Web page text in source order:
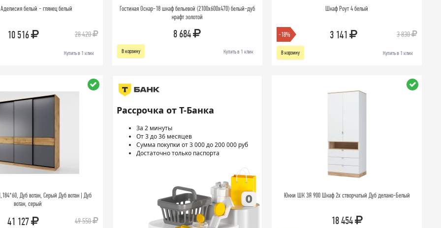
белый - глянец белый
10 516 28 420
Купить в 1 клик
Гостиная Оскар-18 шкаф бельевой (2100х600х470) белый-дуб
крафт золотой
8 684
В корзину Купить в 1 клик
Шкаф Роут 4 белый
-18% 3 141 3 830
В корзину Купить в 1 клик
Дуб вотан, Серый Дуб вотан | Дуб
вотан, серый
41 127 49 550
Рассрочка от Т-Банка
За 2 минуты
От 3 до 36 месяцев
Сумма покупки от 3 000 до 200 000 руб
Достаточно только паспорта
Юкки ШК 3Я 900 Шкаф 2х створчатый Дуб делано-Белый
18 454